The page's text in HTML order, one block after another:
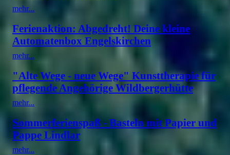
mehr...
Ferienaktion: Abgedreht! Deine kleine
Automatenbox Engelskirchen
mehr...
"Alte Wege - neue Wege" Kunsttherapie für
pflegende Angehörige Wildbergerhütte
mehr...
Sommerferienspaß - Basteln mit Papier und
Pappe Lindlar
mehr...